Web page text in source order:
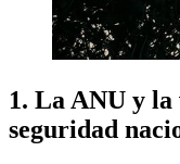
1. La ANU y la
seguridad